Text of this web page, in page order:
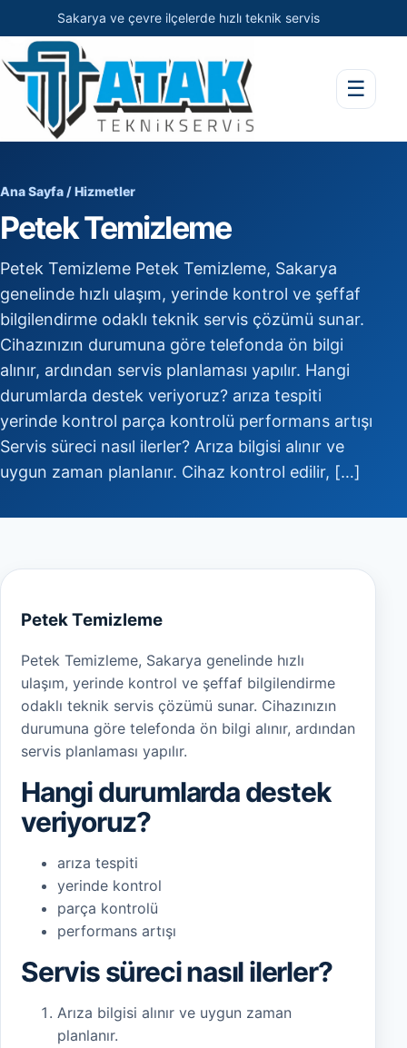
Sakarya ve çevre ilçelerde hızlı teknik servis
☰
Ana Sayfa /Hizmetler
Petek Temizleme
Petek Temizleme Petek Temizleme, Sakarya
genelinde hızlı ulaşım, yerinde kontrol ve şeffaf
bilgilendirme odaklı teknik servis çözümü sunar.
Cihazınızın durumuna göre telefonda ön bilgi
alınır, ardından servis planlaması yapılır. Hangi
durumlarda destek veriyoruz? arıza tespiti
yerinde kontrol parça kontrolü performans artışı
Servis süreci nasıl ilerler? Arıza bilgisi alınır ve
uygun zaman planlanır. Cihaz kontrol edilir, […]
Petek Temizleme
Petek Temizleme, Sakarya genelinde hızlı
ulaşım, yerinde kontrol ve şeffaf bilgilendirme
odaklı teknik servis çözümü sunar. Cihazınızın
durumuna göre telefonda ön bilgi alınır, ardından
servis planlaması yapılır.
Hangi durumlarda destek
veriyoruz?
arıza tespiti
yerinde kontrol
parça kontrolü
performans artışı
Servis süreci nasıl ilerler?
Arıza bilgisi alınır ve uygun zaman
planlanır.